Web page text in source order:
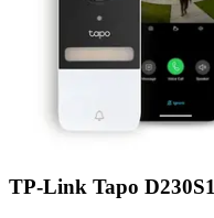
TP-Link Tapo D230S1